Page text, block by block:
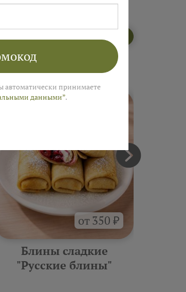
меню пекарни
от 350 ₽
Блины сладкие
"Русские блины"
автоматически принимаете
данными”.